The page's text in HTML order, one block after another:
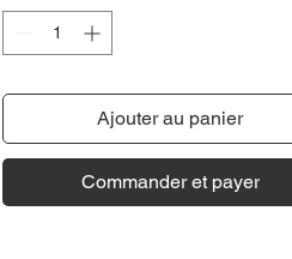
Ajouter au panier
Commander et payer